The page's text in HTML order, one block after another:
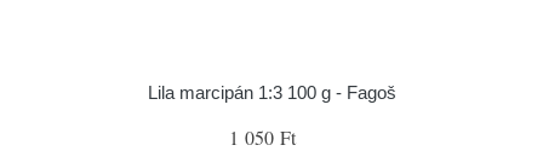
Lila marcipán 1:3 100 g - Fagoš
1 050 Ft